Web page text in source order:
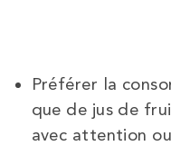
Préférer la
que de jus de
avec attention